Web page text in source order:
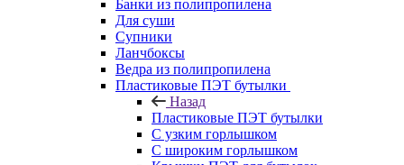
Банки из полипропилена
Для суши
Супники
Ланчбоксы
Ведра из полипропилена
Пластиковые ПЭТ бутылки
Назад
Пластиковые ПЭТ бутылки
С узким горлышком
С широким горлышком